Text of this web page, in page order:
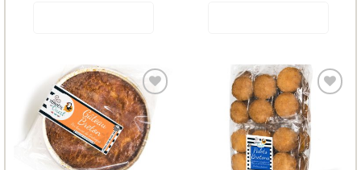
Ajouter
aux
favoris
Ajouter